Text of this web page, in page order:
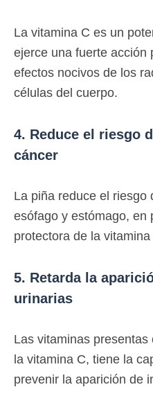
La vitamina C es un
ejerce una fuerte acción
efectos nocivos de los
células del cuerpo.
4. Reduce el riesgo
cáncer
La piña reduce el riesgo
esófago y estómago, en
protectora de la vitamina
5. Retarda la
urinarias
Las vitaminas
la vitamina C, tiene la
prevenir la aparición de